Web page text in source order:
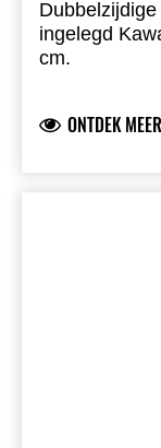
ingelegd
cm.
ONTDEK MEER